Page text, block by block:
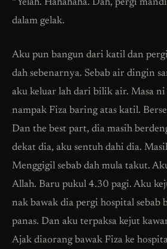
“Yelah. Hahahaha. Dah, pergi mandi
dalam gelak.
Aku pun bangun dari katil dan
dah sebenarnya. Sebab air dingin
aku keluar lah dari bilik air. Masa
nampak Fiza baring atas katil.
Dan the best part, dia masih
dekat dia, aku sentuh dahi dia.
Menggigil sebab dah mula takut.
Allah. Baru pukul 4.30 pagi. Aku
nak bawak dia pergi hospital sebab
panas. Dan aku terpaksa kejut
Ajak diaorang bawak Fiza ke